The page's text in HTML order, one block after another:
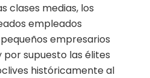
clases medias, los
empleados
empresarios
supuesto las élites
históricamente al